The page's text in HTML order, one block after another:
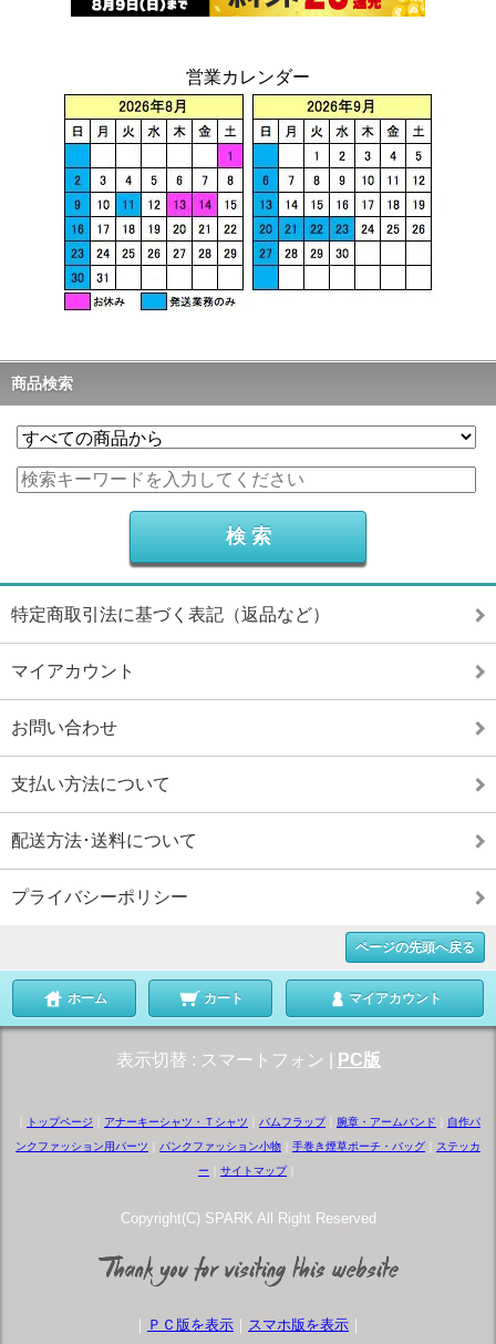
営業カレンダー
商品検索
特定商取引法に基づく表記（返品など）
マイアカウント
お問い合わせ
支払い方法について
配送方法･送料について
プライバシーポリシー
ページの先頭へ戻る
ホーム カート マイアカウント
表示切替 : スマートフォン PC版
トップページ アナーキーシャツ・Ｔシャツ バムフラップ｜ 腕章・アームバンド
自作パ
ンクファッション用パーツ
パンクファッション小物 手巻き煙草ポーチ・バッグ
ステッカ
ー
サイトマップ｜
Copyright(C) SPARK All Right Reserved
ＰＣ版を表示 スマホ版を表示